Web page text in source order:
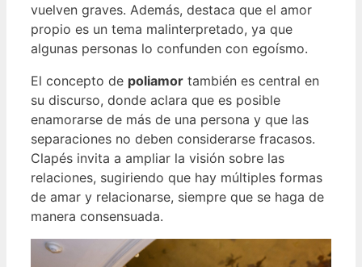
vuelven graves. Además, destaca que el amor
propio es un tema malinterpretado, ya que
algunas personas lo confunden con egoísmo.
El concepto de poliamor también es central en
su discurso, donde aclara que es posible
enamorarse de más de una persona y que las
separaciones no deben considerarse fracasos.
Clapés invita a ampliar la visión sobre las
relaciones, sugiriendo que hay múltiples formas
de amar y relacionarse, siempre que se haga de
manera consensuada.